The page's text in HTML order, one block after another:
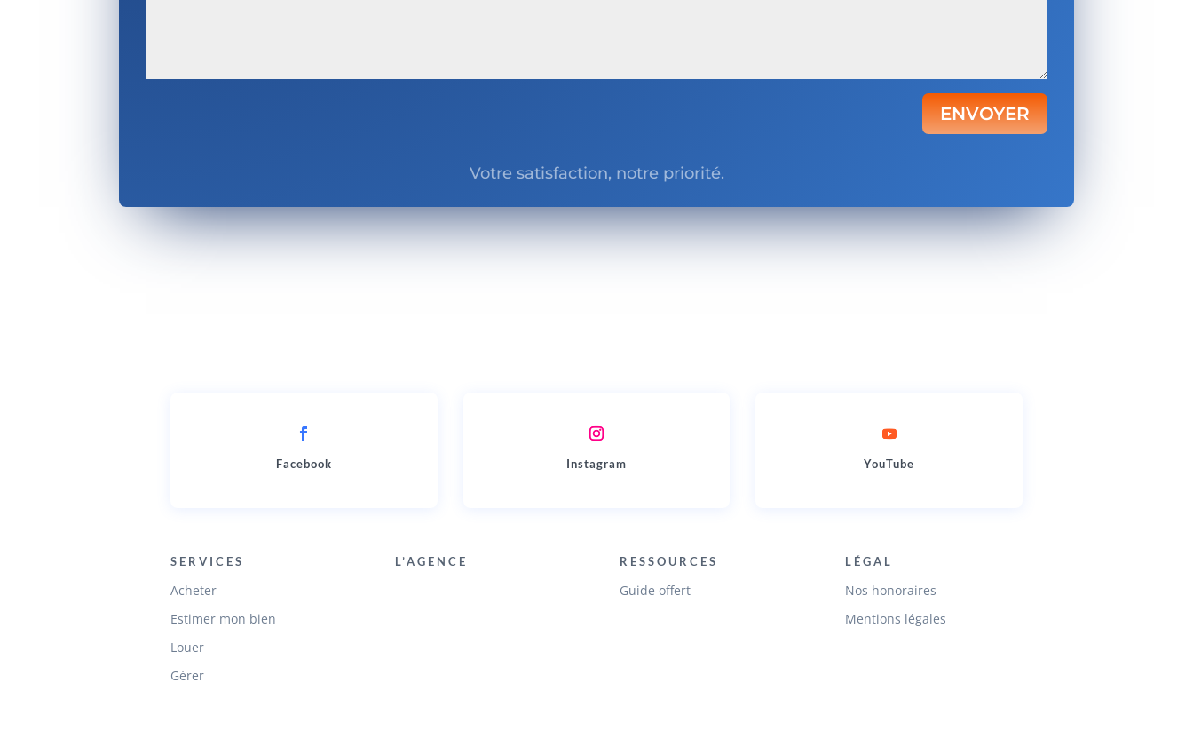
ENVOYER
Votre satisfaction, notre priorité.
Facebook Instagram YouTube
SERVICES
Acheter
Estimer mon bien
Louer
Gérer
L’AGENCE RESSOURCES
Guide offert
LÉGAL
Nos honoraires
Mentions légales